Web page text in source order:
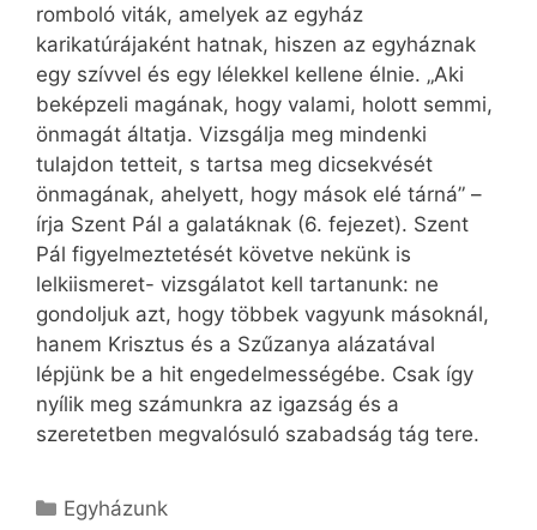
romboló viták, amelyek az egyház
karikatúrájaként hatnak, hiszen az egyháznak
egy szívvel és egy lélekkel kellene élnie. „Aki
beképzeli magának, hogy valami, holott semmi,
önmagát áltatja. Vizsgálja meg mindenki
tulajdon tetteit, s tartsa meg dicsekvését
önmagának, ahelyett, hogy mások elé tárná” –
írja Szent Pál a galatáknak (6. fejezet). Szent
Pál figyelmeztetését követve nekünk is
lelkiismeret- vizsgálatot kell tartanunk: ne
gondoljuk azt, hogy többek vagyunk másoknál,
hanem Krisztus és a Szűzanya alázatával
lépjünk be a hit engedelmességébe. Csak így
nyílik meg számunkra az igazság és a
szeretetben megvalósuló szabadság tág tere.
Kategória
Egyházunk